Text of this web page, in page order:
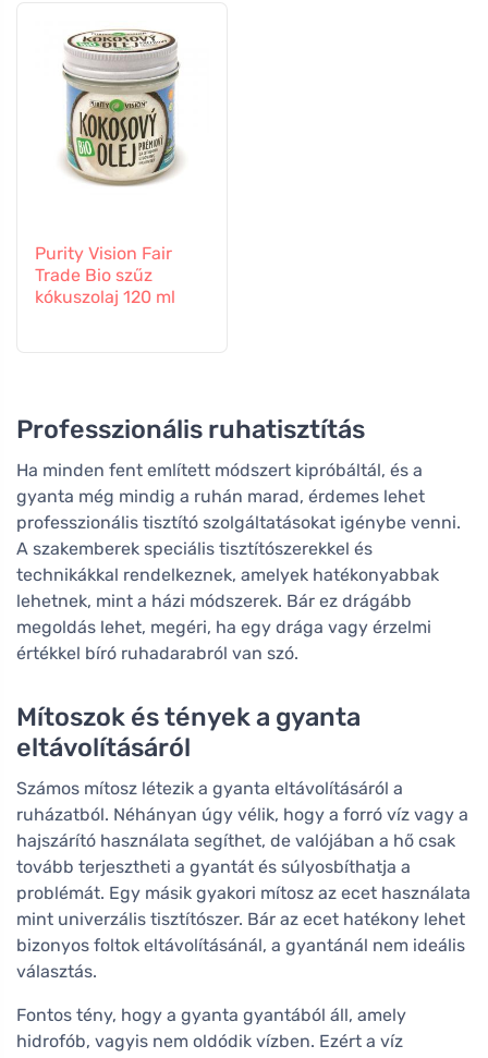
Purity Vision Fair
Trade Bio szűz
kókuszolaj 120 ml
Professzionális ruhatisztítás
Ha minden fent említett módszert kipróbáltál, és a
gyanta még mindig a ruhán marad, érdemes lehet
professzionális tisztító szolgáltatásokat igénybe venni.
A szakemberek speciális tisztítószerekkel és
technikákkal rendelkeznek, amelyek hatékonyabbak
lehetnek, mint a házi módszerek. Bár ez drágább
megoldás lehet, megéri, ha egy drága vagy érzelmi
értékkel bíró ruhadarabról van szó.
Mítoszok és tények a gyanta
eltávolításáról
Számos mítosz létezik a gyanta eltávolításáról a
ruházatból. Néhányan úgy vélik, hogy a forró víz vagy a
hajszárító használata segíthet, de valójában a hő csak
tovább terjesztheti a gyantát és súlyosbíthatja a
problémát. Egy másik gyakori mítosz az ecet használata
mint univerzális tisztítószer. Bár az ecet hatékony lehet
bizonyos foltok eltávolításánál, a gyantánál nem ideális
választás.
Fontos tény, hogy a gyanta gyantából áll, amely
hidrofób, vagyis nem oldódik vízben. Ezért a víz